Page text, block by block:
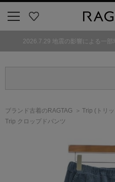
気
2026.7.29 地震の影響による一
ブランド古着のRAGTAG Trip (トリ
Trip クロップドパンツ